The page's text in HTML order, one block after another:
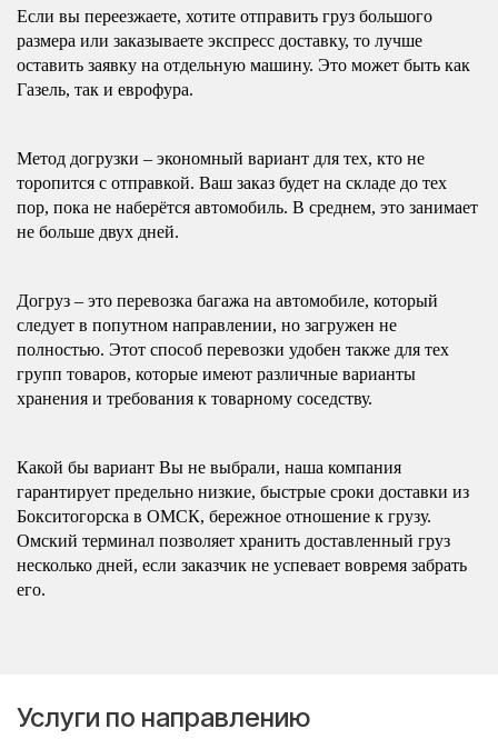
Если вы переезжаете, хотите отправить груз большого
размера или заказываете экспресс доставку, то лучше
оставить заявку на отдельную машину. Это может быть как
Газель, так и еврофура.
Метод догрузки – экономный вариант для тех, кто не
торопится с отправкой. Ваш заказ будет на складе до тех
пор, пока не наберётся автомобиль. В среднем, это занимает
не больше двух дней.
Догруз – это перевозка багажа на автомобиле, который
следует в попутном направлении, но загружен не
полностью. Этот способ перевозки удобен также для тех
групп товаров, которые имеют различные варианты
хранения и требования к товарному соседству.
Какой бы вариант Вы не выбрали, наша компания
гарантирует предельно низкие, быстрые сроки доставки из
Бокситогорска в ОМСК, бережное отношение к грузу.
Омский терминал позволяет хранить доставленный груз
несколько дней, если заказчик не успевает вовремя забрать
его.
Услуги по направлению